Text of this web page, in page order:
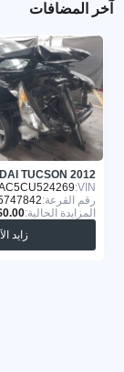
آخر المضافات
TUCSON 2012
VIN:
رقم القرعة:
المزايدة الحالية:
زايد